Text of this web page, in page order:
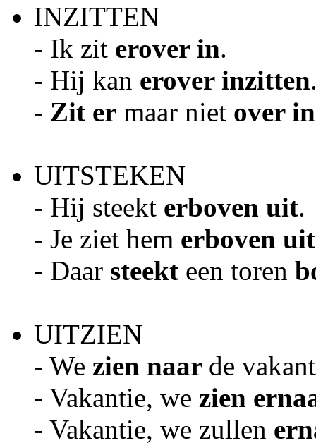
INZITTEN
- Ik zit erover in.
- Hij kan erover inzitten
- Zit er maar niet over in
UITSTEKEN
- Hij steekt erboven uit.
- Je ziet hem erboven
- Daar steekt een toren
UITZIEN
- We zien naar de
- Vakantie, we zien
- Vakantie, we zullen